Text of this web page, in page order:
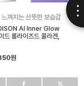
껴지는 산뜻한 보습감
AI Inner Glow
롤라이즈드 콜라겐,
원